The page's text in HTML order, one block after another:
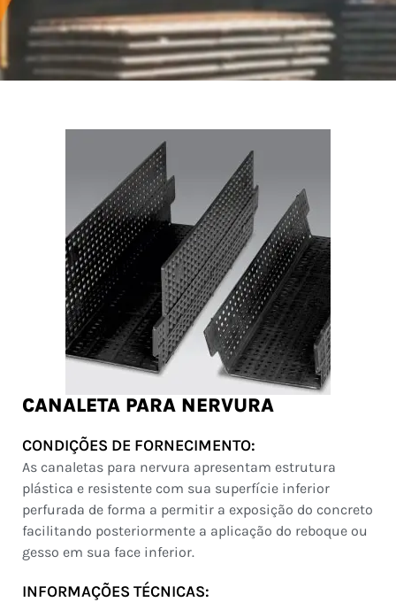
CANALETA PARA NERVURA
CONDIÇÕES DE FORNECIMENTO:
As canaletas para nervura apresentam estrutura
plástica e resistente com sua superfície inferior
perfurada de forma a permitir a exposição do concreto
facilitando posteriormente a aplicação do reboque ou
gesso em sua face inferior.
INFORMAÇÕES TÉCNICAS: